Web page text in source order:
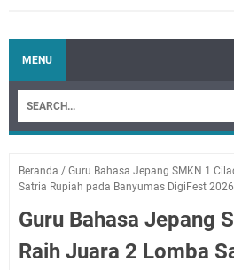
MENU
Beranda / Guru Bahasa Jepang SMKN 1
Satria Rupiah pada Banyumas DigiFest 2026
Guru Bahasa Jepang
Raih Juara 2 Lomba